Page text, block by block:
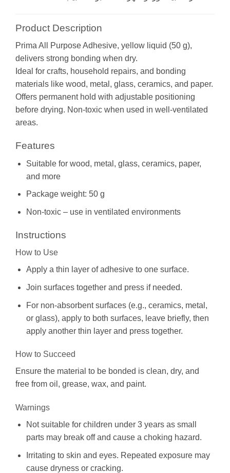
Product Description
Prima All Purpose Adhesive, yellow liquid (50 g),
delivers strong bonding when dry.
Ideal for crafts, household repairs, and bonding
materials like wood, metal, glass, ceramics, and paper.
Offers permanent hold with adjustable positioning
before drying. Non-toxic when used in well-ventilated
areas.
Features
Suitable for wood, metal, glass, ceramics, paper,
and more
Package weight: 50 g
Non-toxic – use in ventilated environments
Instructions
How to Use
Apply a thin layer of adhesive to one surface.
Join surfaces together and press if needed.
For non-absorbent surfaces (e.g., ceramics, metal,
or glass), apply to both surfaces, leave briefly, then
apply another thin layer and press together.
How to Succeed
Ensure the material to be bonded is clean, dry, and
free from oil, grease, wax, and paint.
Warnings
Not suitable for children under 3 years as small
parts may break off and cause a choking hazard.
Irritating to skin and eyes. Repeated exposure may
cause dryness or cracking.